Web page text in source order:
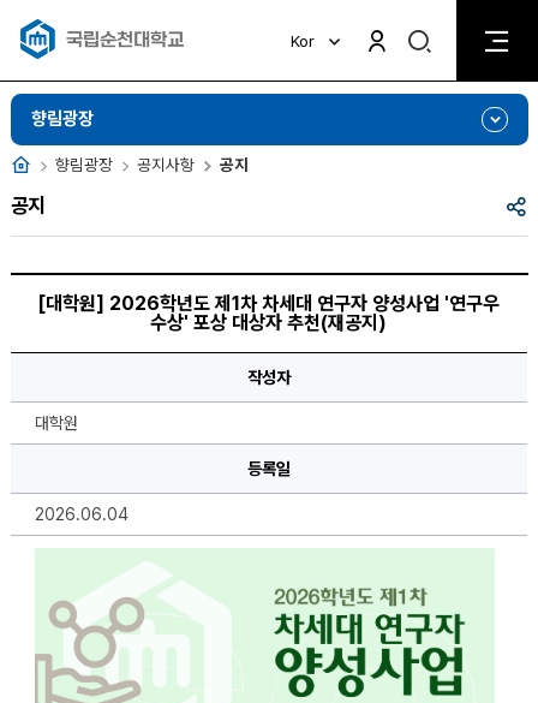
Kor
활
검
비
활
성
화
향림광장
홈 향림광장 공지사항 공지
공지
공
학
제
자
[대학원] 2026학년도 제1차 차세대 연구자 양성사업 '연구우
수상' 포상 대상자 추천(재공지)
작성자
대학원
등록일
2026.06.04